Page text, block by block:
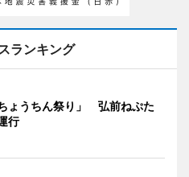
ランキング
ょうちん祭り」 弘前ねぷた
行